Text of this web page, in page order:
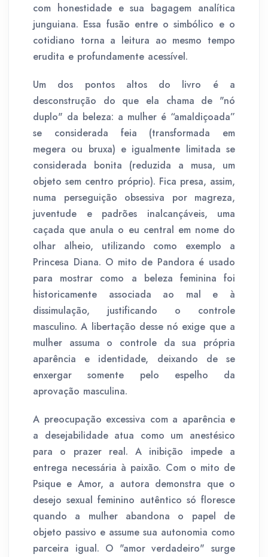
com honestidade e sua bagagem analítica
junguiana. Essa fusão entre o simbólico e o
cotidiano torna a leitura ao mesmo tempo
erudita e profundamente acessível.
Um dos pontos altos do livro é a
desconstrução do que ela chama de "nó
duplo" da beleza: a mulher é “amaldiçoada”
se considerada feia (transformada em
megera ou bruxa) e igualmente limitada se
considerada bonita (reduzida a musa, um
objeto sem centro próprio). Fica presa, assim,
numa perseguição obsessiva por magreza,
juventude e padrões inalcançáveis, uma
caçada que anula o eu central em nome do
olhar alheio, utilizando como exemplo a
Princesa Diana. O mito de Pandora é usado
para mostrar como a beleza feminina foi
historicamente associada ao mal e à
dissimulação, justificando o controle
masculino. A libertação desse nó exige que a
mulher assuma o controle da sua própria
aparência e identidade, deixando de se
enxergar somente pelo espelho da
aprovação masculina.
A preocupação excessiva com a aparência e
a desejabilidade atua como um anestésico
para o prazer real. A inibição impede a
entrega necessária à paixão. Com o mito de
Psique e Amor, a autora demonstra que o
desejo sexual feminino autêntico só floresce
quando a mulher abandona o papel de
objeto passivo e assume sua autonomia como
parceira igual. O "amor verdadeiro" surge